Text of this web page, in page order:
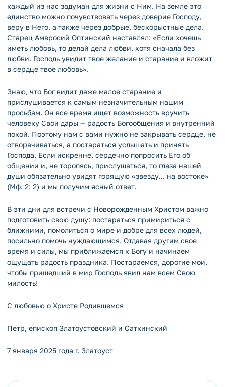
каждый из нас задуман для жизни с Ним. На земле это
единство можно почувствовать через доверие Господу,
веру в Него, а также через добрые, бескорыстные дела.
Старец Амвросий Оптинский наставлял: «Если хочешь
иметь любовь, то делай дела любви, хотя сначала без
любви. Господь увидит твое желание и старание и вложит
в сердце твое любовь».
Знаю, что Бог видит даже малое старание и
прислушивается к самым незначительным нашим
просьбам. Он все время ищет возможность вручить
человеку Свои дары — радость Богообщения и внутренний
покой. Поэтому нам с вами нужно не закрывать сердце, не
отворачиваться, а постараться услышать и принять
Господа. Если искренне, сердечно попросить Его об
общении и, не торопясь, прислушаться, то глаза нашей
души обязательно увидят горящую «звезду… на востоке»
(Мф. 2: 2) и мы получим ясный ответ.
В эти дни для встречи с Новорожденным Христом важно
подготовить свою душу: постараться примириться с
ближними, помолиться о мире и добре для всех людей,
посильно помочь нуждающимся. Отдавая другим свое
время и силы, мы приближаемся к Богу и начинаем
ощущать радость праздника. Постараемся, дорогие мои,
чтобы пришедший в мир Господь явил нам всем Свою
милость!
С любовью о Христе Родившемся
Петр, епископ Златоустовский и Саткинский
7 января 2025 года г. Златоуст